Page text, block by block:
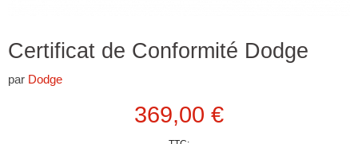
Certificat de Conformité Dodge
par Dodge
Prix actuel
369,00 €